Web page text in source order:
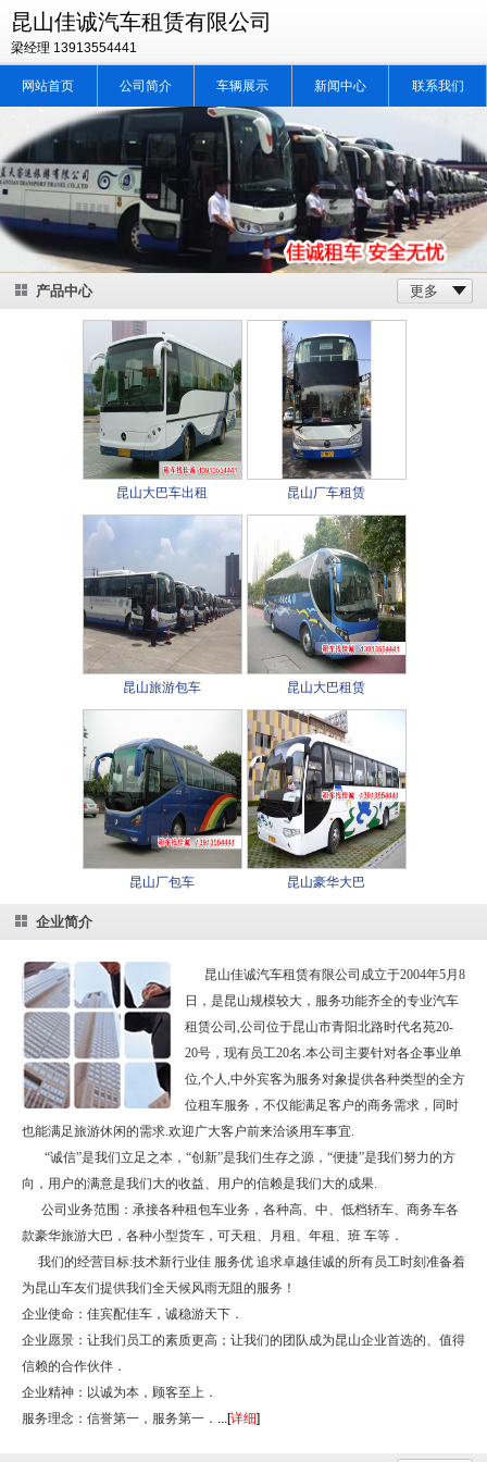
昆山佳诚汽车租赁有限公司
梁经理 13913554441
网站首页 公司简介 车辆展示 新闻中心 联系我们
产品中心 更多
昆山大巴车出租 昆山厂车租赁
昆山旅游包车 昆山大巴租赁
昆山厂包车 昆山豪华大巴
企业简介
昆山佳诚汽车租赁有限公司成立于2004年5月8
日，是昆山规模较大，服务功能齐全的专业汽车
租赁公司,公司位于昆山市青阳北路时代名苑20-
20号，现有员工20名.本公司主要针对各企事业单
位,个人,中外宾客为服务对象提供各种类型的全方
位租车服务，不仅能满足客户的商务需求，同时
也能满足旅游休闲的需求.欢迎广大客户前来洽谈用车事宜.
“诚信”是我们立足之本，“创新”是我们生存之源，“便捷”是我们努力的方
向，用户的满意是我们大的收益、用户的信赖是我们大的成果.
公司业务范围：承接各种租包车业务，各种高、中、低档轿车、商务车各
款豪华旅游大巴，各种小型货车，可天租、月租、年租、班 车等．
我们的经营目标:技术新行业佳 服务优 追求卓越佳诚的所有员工时刻准备着
为昆山车友们提供我们全天候风雨无阻的服务！
企业使命：佳宾配佳车，诚稳游天下．
企业愿景：让我们员工的素质更高；让我们的团队成为昆山企业首选的、值得
信赖的合作伙伴．
企业精神：以诚为本，顾客至上．
服务理念：信誉第一，服务第一． ...[详细]